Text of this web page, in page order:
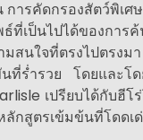
การคัดกรองสัตว์พิเ
ธ์ที่เป็นไปได้ของก
มสนใจที่ตรงไปตร
ที่ร่ำรวย โดยและโ
เปรียบได้กับฮี
กสูตรเข้มข้นที่โดดเ